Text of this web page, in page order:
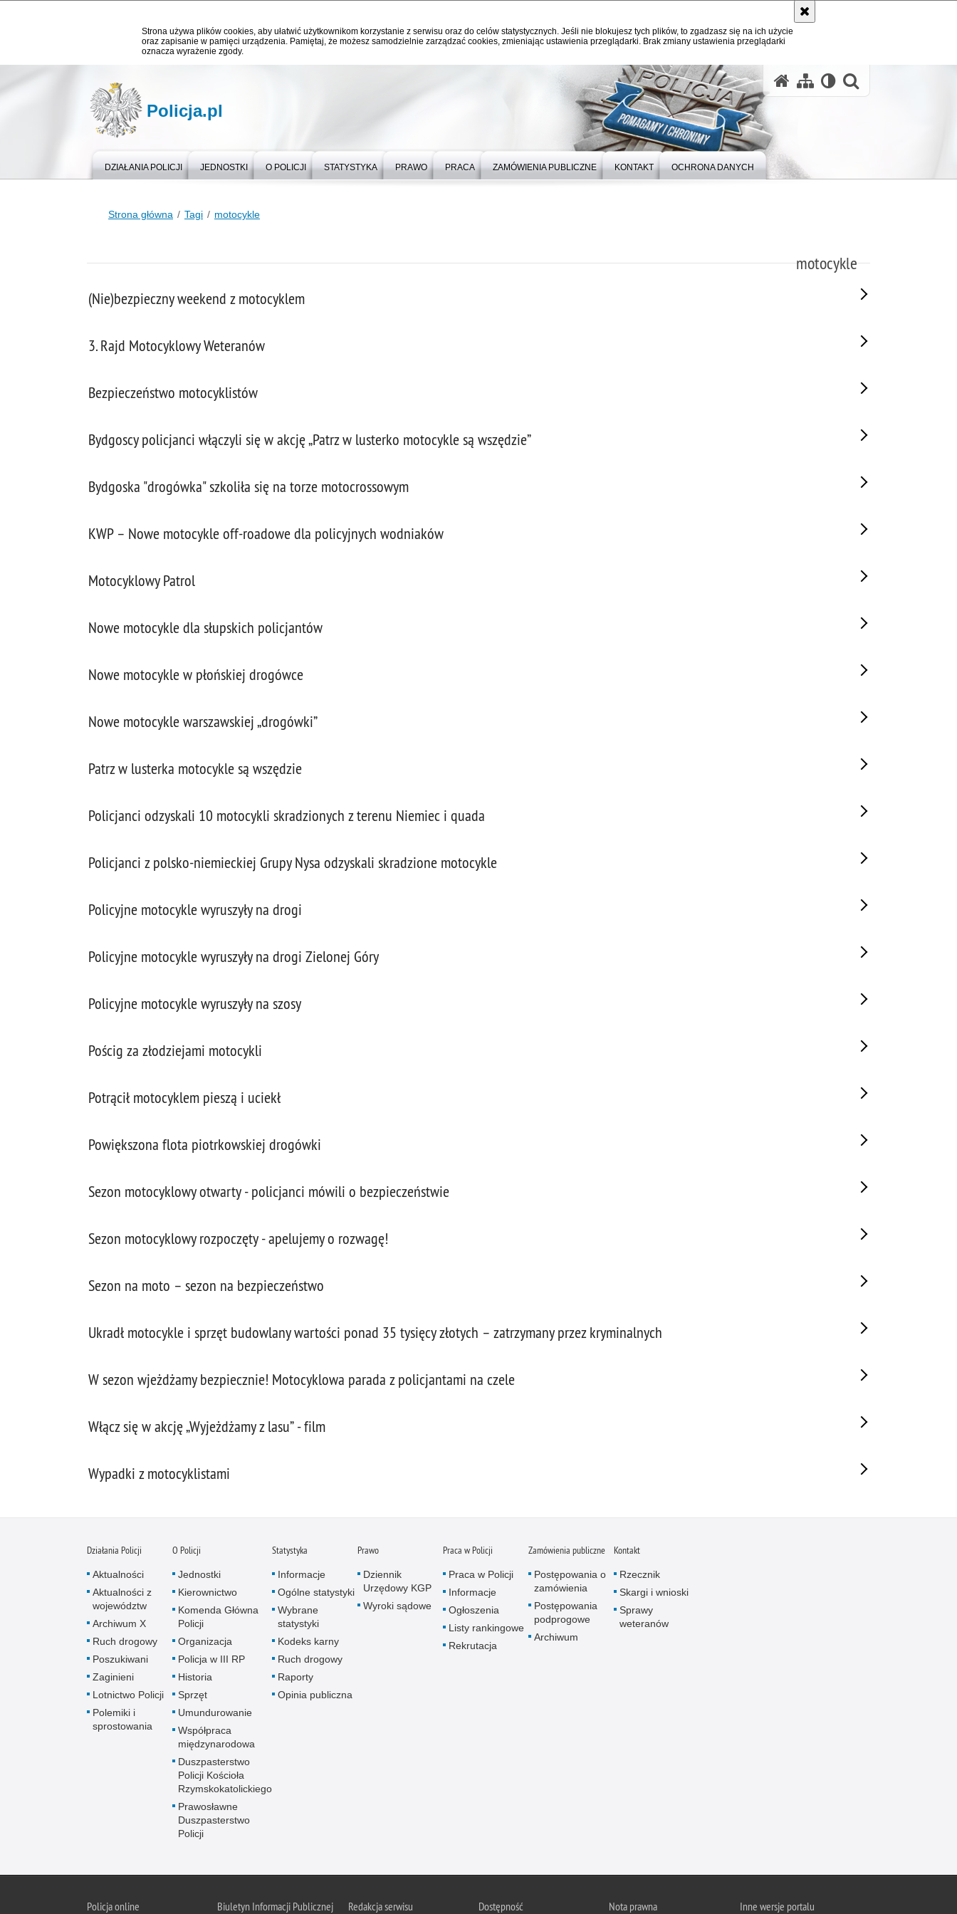
Strona używa plików cookies, aby ułatwić użytkownikom korzystanie z serwisu oraz do celów statystycznych. Jeśli nie blokujesz tych plików, to zgadzasz się na ich użycie
oraz zapisanie w pamięci urządzenia. Pamiętaj, że możesz samodzielnie zarządzać cookies, zmieniając ustawienia przeglądarki. Brak zmiany ustawienia przeglądarki
oznacza wyrażenie zgody.
Policja.pl
DZIAŁANIA POLICJI JEDNOSTKI O POLICJI STATYSTYKA PRAWO PRACA ZAMÓWIENIA PUBLICZNE KONTAKT OCHRONA DANYCH
Strona główna Tagi motocykle
motocykle
(Nie)bezpieczny weekend z motocyklem
3. Rajd Motocyklowy Weteranów
Bezpieczeństwo motocyklistów
Bydgoscy policjanci włączyli się w akcję „Patrz w lusterko motocykle są wszędzie”
Bydgoska "drogówka" szkoliła się na torze motocrossowym
KWP – Nowe motocykle off-roadowe dla policyjnych wodniaków
Motocyklowy Patrol
Nowe motocykle dla słupskich policjantów
Nowe motocykle w płońskiej drogówce
Nowe motocykle warszawskiej „drogówki”
Patrz w lusterka motocykle są wszędzie
Policjanci odzyskali 10 motocykli skradzionych z terenu Niemiec i quada
Policjanci z polsko-niemieckiej Grupy Nysa odzyskali skradzione motocykle
Policyjne motocykle wyruszyły na drogi
Policyjne motocykle wyruszyły na drogi Zielonej Góry
Policyjne motocykle wyruszyły na szosy
Pościg za złodziejami motocykli
Potrącił motocyklem pieszą i uciekł
Powiększona flota piotrkowskiej drogówki
Sezon motocyklowy otwarty - policjanci mówili o bezpieczeństwie
Sezon motocyklowy rozpoczęty - apelujemy o rozwagę!
Sezon na moto – sezon na bezpieczeństwo
Ukradł motocykle i sprzęt budowlany wartości ponad 35 tysięcy złotych – zatrzymany przez kryminalnych
W sezon wjeżdżamy bezpiecznie! Motocyklowa parada z policjantami na czele
Włącz się w akcję „Wyjeżdżamy z lasu” - film
Wypadki z motocyklistami
Działania Policji
Aktualności
Aktualności z
województw
Archiwum X
Ruch drogowy
Poszukiwani
Zaginieni
Lotnictwo Policji
Polemiki i
sprostowania
O Policji
Jednostki
Kierownictwo
Komenda Główna
Policji
Organizacja
Policja w III RP
Historia
Sprzęt
Umundurowanie
Współpraca
międzynarodowa
Duszpasterstwo
Policji Kościoła
Rzymskokatolickiego
Prawosławne
Duszpasterstwo
Policji
Statystyka
Informacje
Ogólne statystyki
Wybrane
statystyki
Kodeks karny
Ruch drogowy
Raporty
Opinia publiczna
Prawo
Dziennik
Urzędowy KGP
Wyroki sądowe
Praca w Policji
Praca w Policji
Informacje
Ogłoszenia
Listy rankingowe
Rekrutacja
Zamówienia publiczne
Postępowania o
zamówienia
Postępowania
podprogowe
Archiwum
Kontakt
Rzecznik
Skargi i wnioski
Sprawy
weteranów
Policjaonline Biuletyn Informacji Publicznej Redakcja serwisu Dostępność Nota prawna Inne wersje portalu